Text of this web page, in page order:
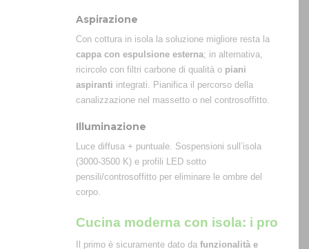
Aspirazione
Con cottura in isola la soluzione migliore resta la
cappa con espulsione esterna; in alternativa,
ricircolo con filtri carbone di qualità o piani
aspiranti integrati. Pianifica il percorso della
canalizzazione nel massetto o nel controsoffitto.
Illuminazione
Luce diffusa + puntuale. Sospensioni sull’isola
(3000-3500 K) e profili LED sotto
pensili/controsoffitto per eliminare le ombre del
corpo.
Cucina moderna con isola: i pro
Il primo è sicuramente dato da funzionalità e